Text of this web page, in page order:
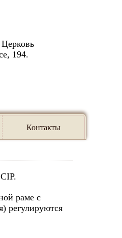
194.
раме с
регулируются
Контакты